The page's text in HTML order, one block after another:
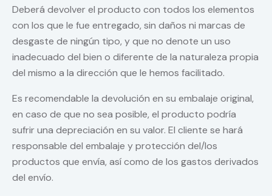
Deberá devolver el producto con todos los elementos
con los que le fue entregado, sin daños ni marcas de
desgaste de ningún tipo, y que no denote un uso
inadecuado del bien o diferente de la naturaleza propia
del mismo a la dirección que le hemos facilitado.
Es recomendable la devolución en su embalaje original,
en caso de que no sea posible, el producto podría
sufrir una depreciación en su valor. El cliente se hará
responsable del embalaje y protección del/los
productos que envía, así como de los gastos derivados
del envío.